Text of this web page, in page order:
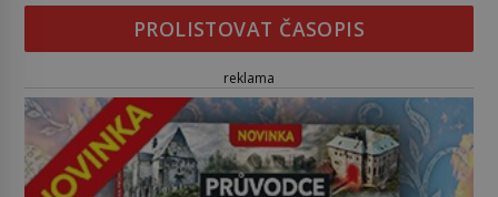
PROLISTOVAT ČASOPIS
reklama